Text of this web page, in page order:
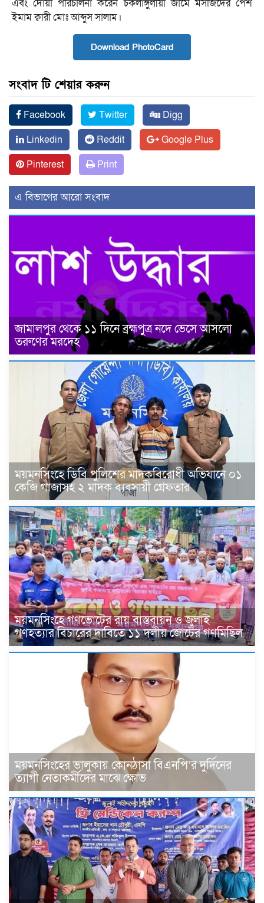
এবং দোয়া পরিচালনা করেন চকলাঙ্গুলীয়া জামে মসজিদের পেশ
ইমাম ক্বারী মোঃ আব্দুস সালাম।
Download PhotoCard
সংবাদ টি শেয়ার করুন
Facebook Twitter
Digg
Linkedin
Reddit
Google Plus
Pinterest
Print
এ বিভাগের আরো সংবাদ
জামালপুর থেকে ১১ দিনে ব্রহ্মপুত্র নদে ভেসে আসলো
তরুণের মরদেহ
ময়মনসিংহে ডিবি পুলিশের মাদকবিরোধী অভিযানে ০১
কেজি গাঁজাসহ ২ মাদক ব্যবসায়ী গ্রেফতার
ময়মনসিংহে গণভোটের রায় বাস্তবায়ন ও জুলাই
গণহত্যার বিচারের দাবিতে ১১ দলীয় জোটের গণমিছিল
ময়মনসিংহের ভালুকায় কোনঠাসা বিএনপি‘র দুর্দিনের
ত্যাগী নেতাকর্মীদের মাঝে ক্ষোভ